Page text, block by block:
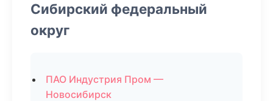
Сибирский федеральный
округ
ПАО Индустрия Пром —
Новосибирск